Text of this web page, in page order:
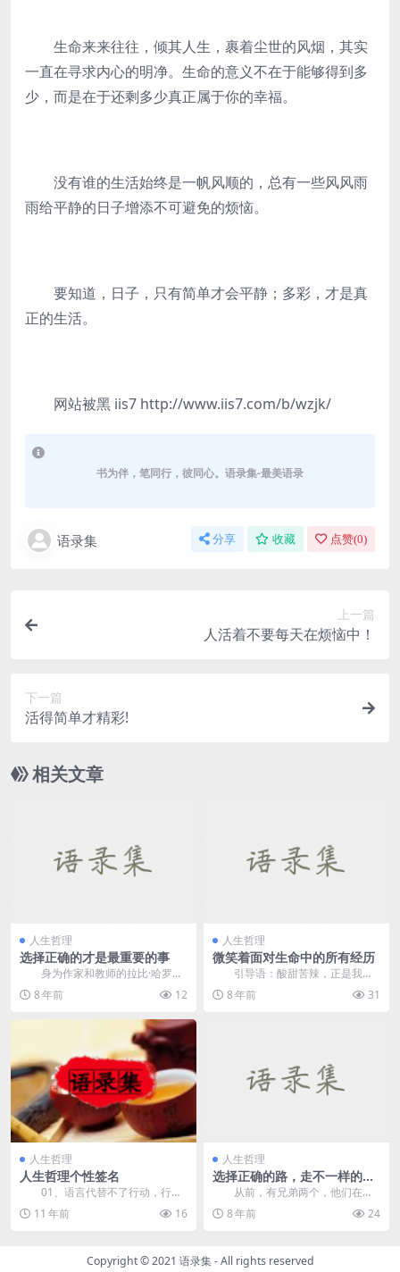
生命来来往往，倾其人生，裹着尘世的风烟，其实
一直在寻求内心的明净。生命的意义不在于能够得到多
少，而是在于还剩多少真正属于你的幸福。
没有谁的生活始终是一帆风顺的，总有一些风风雨
雨给平静的日子增添不可避免的烦恼。
要知道，日子，只有简单才会平静；多彩，才是真
正的生活。
网站被黑 iis7 http://www.iis7.com/b/wzjk/
书为伴，笔同行，彼同心。语录集-最美语录
语录集 分享 收藏 点赞(0)
上一篇
人活着不要每天在烦恼中！
下一篇
活得简单才精彩!
相关文章
人生哲理
选择正确的才是最重要的事
身为作家和教师的拉比·哈罗德·
库什纳先生曾告诉过...
8 年前 12
人生哲理
微笑着面对生命中的所有经历
引导语：酸甜苦辣，正是我们
的人生所需要经历的，既然我们无
法逃避，那何不笑着去...
8 年前 31
人生哲理
人生哲理个性签名
01、语言代替不了行动，行动
才是最响亮的语言。 02、路
是...11 年前 16
人生哲理
选择正确的路，走不一样的人
从前，有兄弟两个，他们在同
样的家庭环境中长大，朝夕相处，
但性格却迥然不同。他...
8 年前 24
Copyright © 2021 语录集- All rights reserved